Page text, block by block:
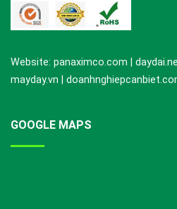
Website: panaximco.com |
mayday.vn |
GOOGLE MAPS